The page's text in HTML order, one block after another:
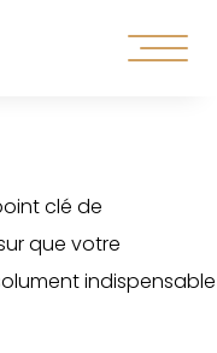
clé de
que votre
indispensable